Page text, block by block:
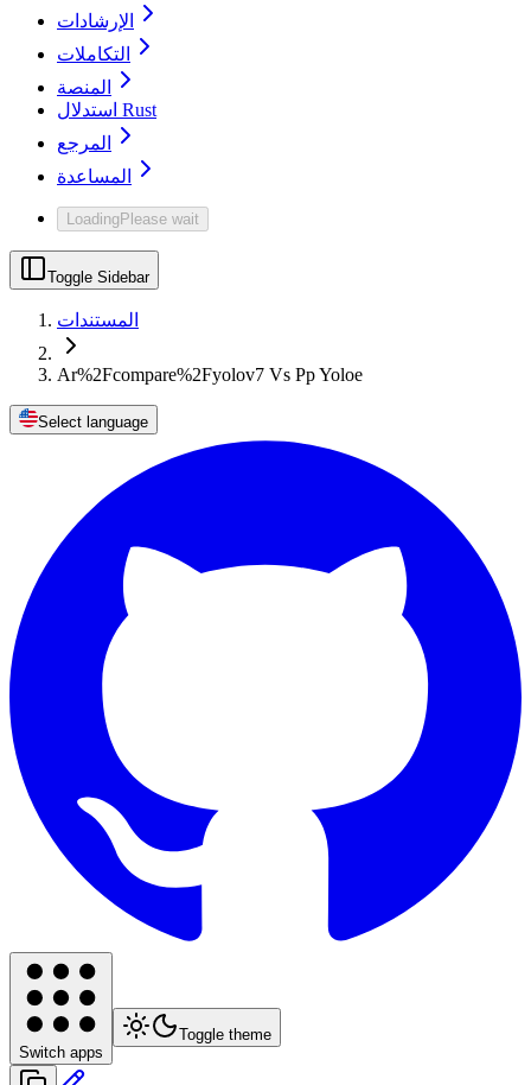
الإرشادات
التكاملات
المنصة
استدلال Rust
المرجع
المساعدة
LoadingPlease wait
Toggle Sidebar
المستندات
Ar%2Fcompare%2Fyolov7 Vs Pp Yoloe
Select language
Switch apps
Toggle theme